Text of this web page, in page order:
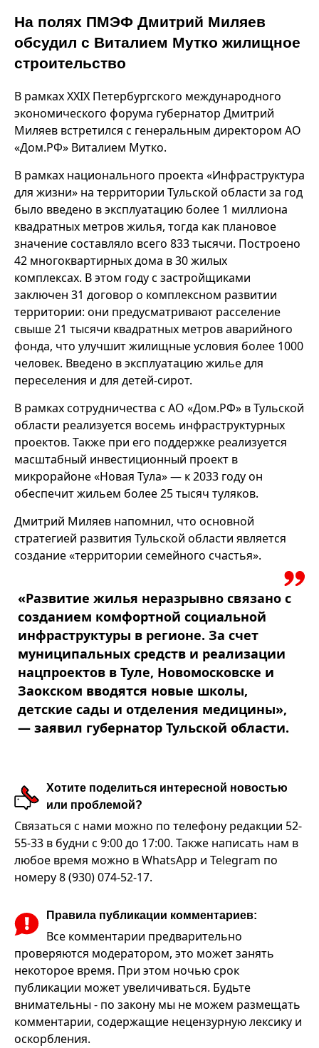
На полях ПМЭФ Дмитрий Миляев
обсудил с Виталием Мутко жилищное
строительство
В рамках XXIX Петербургского международного
экономического форума губернатор Дмитрий
Миляев встретился с генеральным директором АО
«Дом.РФ» Виталием Мутко.
В рамках национального проекта «Инфраструктура
для жизни» на территории Тульской области за год
было введено в эксплуатацию более 1 миллиона
квадратных метров жилья, тогда как плановое
значение составляло всего 833 тысячи. Построено
42 многоквартирных дома в 30 жилых
комплексах. В этом году с застройщиками
заключен 31 договор о комплексном развитии
территории: они предусматривают расселение
свыше 21 тысячи квадратных метров аварийного
фонда, что улучшит жилищные условия более 1000
человек. Введено в эксплуатацию жилье для
переселения и для детей-сирот.
В рамках сотрудничества с АО «Дом.РФ» в Тульской
области реализуется восемь инфраструктурных
проектов. Также при его поддержке реализуется
масштабный инвестиционный проект в
микрорайоне «Новая Тула» — к 2033 году он
обеспечит жильем более 25 тысяч туляков.
Дмитрий Миляев напомнил, что основной
стратегией развития Тульской области является
создание «территории семейного счастья».
«Развитие жилья неразрывно связано с
созданием комфортной социальной
инфраструктуры в регионе. За счет
муниципальных средств и реализации
нацпроектов в Туле, Новомосковске и
Заокском вводятся новые школы,
детские сады и отделения медицины»,
— заявил губернатор Тульской области.
Хотите поделиться интересной новостью
или проблемой?
Связаться с нами можно по телефону редакции 52-
55-33 в будни с 9:00 до 17:00. Также написать нам в
любое время можно в WhatsApp и Telegram по
номеру 8 (930) 074-52-17.
Правила публикации комментариев:
Все комментарии предварительно
проверяются модератором, это может занять
некоторое время. При этом ночью срок
публикации может увеличиваться. Будьте
внимательны - по закону мы не можем размещать
комментарии, содержащие нецензурную лексику и
оскорбления.